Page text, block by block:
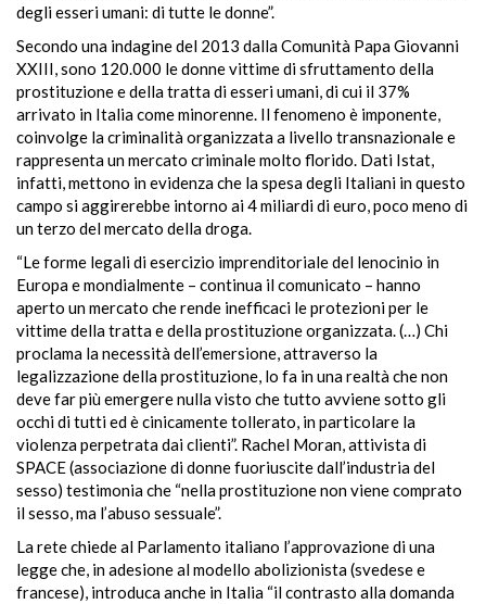
degli esseri umani: di tutte le donne”.
Secondo una indagine del 2013 dalla Comunità Papa Giovanni
XXIII, sono 120.000 le donne vittime di sfruttamento della
prostituzione e della tratta di esseri umani, di cui il 37%
arrivato in Italia come minorenne. Il fenomeno è imponente,
coinvolge la criminalità organizzata a livello transnazionale e
rappresenta un mercato criminale molto florido. Dati Istat,
infatti, mettono in evidenza che la spesa degli Italiani in questo
campo si aggirerebbe intorno ai 4 miliardi di euro, poco meno di
un terzo del mercato della droga.
“Le forme legali di esercizio imprenditoriale del lenocinio in
Europa e mondialmente – continua il comunicato – hanno
aperto un mercato che rende inefficaci le protezioni per le
vittime della tratta e della prostituzione organizzata. (…) Chi
proclama la necessità dell’emersione, attraverso la
legalizzazione della prostituzione, lo fa in una realtà che non
deve far più emergere nulla visto che tutto avviene sotto gli
occhi di tutti ed è cinicamente tollerato, in particolare la
violenza perpetrata dai clienti”. Rachel Moran, attivista di
SPACE (associazione di donne fuoriuscite dall’industria del
sesso) testimonia che “nella prostituzione non viene comprato
il sesso, ma l’abuso sessuale”.
La rete chiede al Parlamento italiano l’approvazione di una
legge che, in adesione al modello abolizionista (svedese e
francese), introduca anche in Italia “il contrasto alla domanda